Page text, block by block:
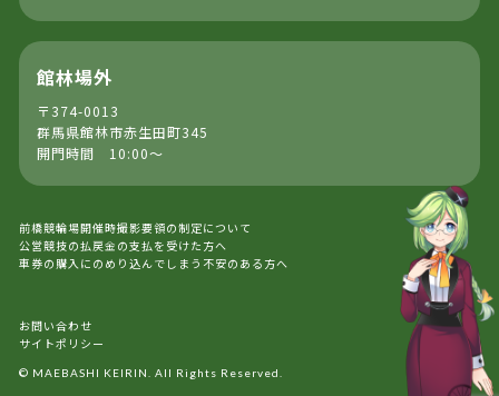
館林場外
〒374-0013
群馬県館林市赤生田町345
開門時間 10:00～
前橋競輪場開催時撮影要領の制定について
公営競技の払戻金の支払を受けた方へ
車券の購入にのめり込んでしまう不安のある方へ
お問い合わせ
サイトポリシー
© MAEBASHI KEIRIN. All Rights Reserved.